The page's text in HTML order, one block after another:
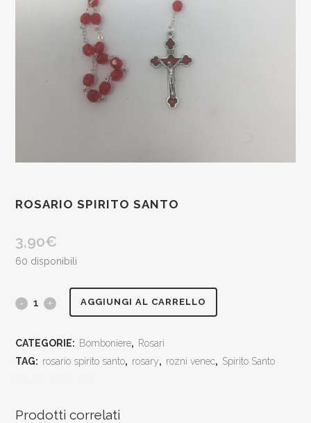
ROSARIO SPIRITO SANTO
3,90€
60 disponibili
rosario AGGIUNGI AL CARRELLO
CATEGORIE: Bomboniere, Rosari
TAG: rosario spirito santo, rosary, rozni venec, Spirito Santo
Prodotti correlati